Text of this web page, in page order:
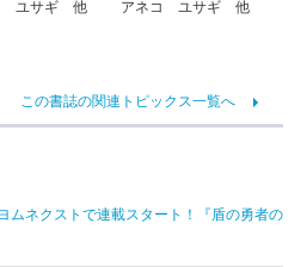
ユサギ 他
アネコ ユサギ 他
この書誌の関連トピックス一覧へ
ムネクストで連載スタート！『盾の勇者の